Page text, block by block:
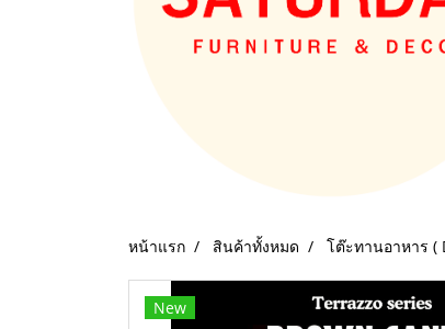
หน้าแรก สินค้าทั้งหมด โต๊ะทานอาหาร (
New